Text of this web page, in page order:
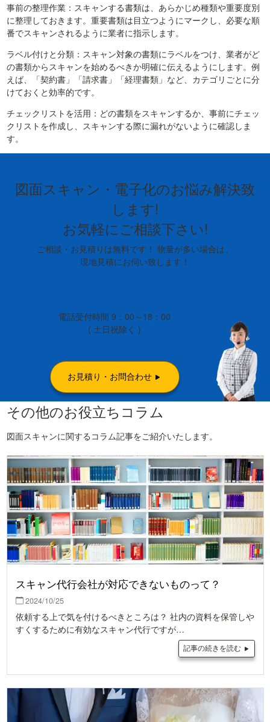
事前の整理作業：スキャンする書類は、あらかじめ種類や重要度別
に整理しておきます。重要書類は目立つようにマークし、必要な順
番でスキャンされるように業者に指示します。
ラベル付けと分類：スキャン対象の書類にラベルをつけ、業者がど
の書類からスキャンを始めるべきか明確に伝えるようにします。例
えば、「契約書」「請求書」「経理書類」など、カテゴリごとに分
けておくと効率的です。
チェックリストを活用：どの書類をスキャンするか、事前にチェッ
クリストを作成し、スキャンする際に漏れがないように確認しま
す。
図面スキャン・電子化のお悩み解決致
します!
お気軽にご相談下さい!
ご相談・お見積りは無料です！ 物量が多い場合は、
現地見積にお伺い致します！
電話受付時間 9：00～18：00
( 土日祝除く )
お見積り・お問合わせ
その他のお役立ちコラム
図面スキャンに関するコラム記事をご紹介いたします。
スキャン代行会社が対応できないものって？
2024/10/25
依頼する上で気を付けるべきところは？ 社内の資料を保管しや
すくするために有効なスキャン代行ですが…
記事の続きを読む